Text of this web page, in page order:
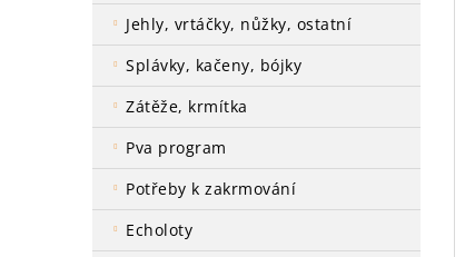
jehly, vrtáčky, nůžky, ostatní
splávky, kačeny, bójky
zátěže, krmítka
pva program
potřeby k zakrmování
echoloty